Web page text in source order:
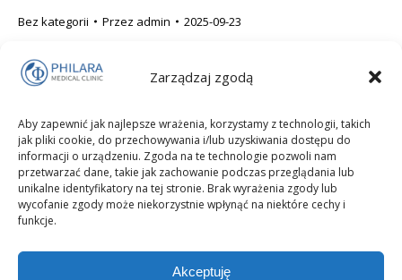
Zarządzaj zgodą
Aby zapewnić jak najlepsze wrażenia, korzystamy z technologii, takich
jak pliki cookie, do przechowywania i/lub uzyskiwania dostępu do
informacji o urządzeniu. Zgoda na te technologie pozwoli nam
przetwarzać dane, takie jak zachowanie podczas przeglądania lub
unikalne identyfikatory na tej stronie. Brak wyrażenia zgody lub
wycofanie zgody może niekorzystnie wpłynąć na niektóre cechy i
funkcje.
Akceptuję
Bez kategorii Przez admin 2025-09-23
kobiety w wieku rozrodczym. Sprawdź, jakie są objawy, jak
przekreśla szans na ciążę. Poznaj skuteczne metody poprawy
zdrowia hormonalnego i jakości życia.